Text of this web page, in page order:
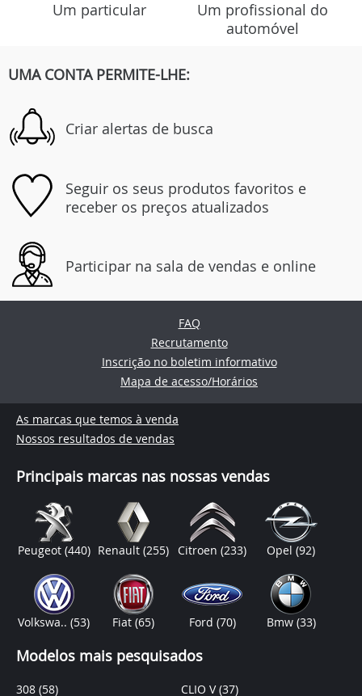
Um particular
Um profissional do
automóvel
UMA CONTA PERMITE-LHE:
Criar alertas de busca
Seguir os seus produtos favoritos e
receber os preços atualizados
Participar na sala de vendas e online
FAQ
Recrutamento
Inscrição no boletim informativo
Mapa de acesso/Horários
As marcas que temos à venda
Nossos resultados de vendas
Principais marcas nas nossas vendas
Peugeot (440) Renault (255) Citroen(233) Opel(92)
Volkswa..(53) Fiat (65) Ford (70) Bmw (33)
Modelos mais pesquisados
308 (58) CLIO V(37)